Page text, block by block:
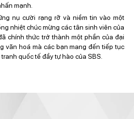
mạnh.
nụ cười rạng rỡ và niềm tin vào một
nhiệt chúc mừng các tân sinh viên của
chính thức trở thành một phần của đại
văn hoá mà các bạn mang đến tiếp tục
quốc tế đầy tự hào của SBS.